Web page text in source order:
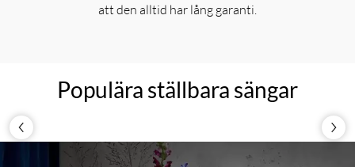
att den alltid har lång garanti.
Populära ställbara sängar